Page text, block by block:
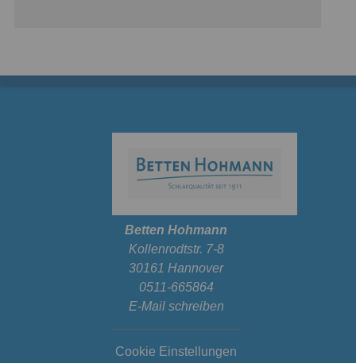
Betten Hohmann
Kollenrodtstr. 7-8
30161 Hannover
0511-665864
E-Mail schreiben
Cookie Einstellungen